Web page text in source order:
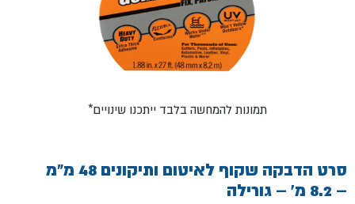
סרט הדבקה שקוף לאיטום ותיקונים 48 מ"מ
– 8.2 מ' – גורילה
*תמונות להמחשה בלבד ייתכנו שינויים